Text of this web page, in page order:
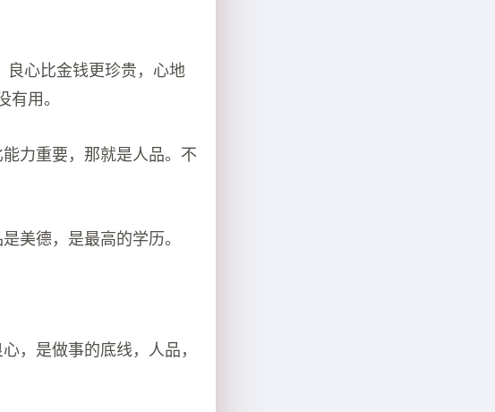
良心比金钱更珍贵，心地
用。
力重要，那就是人品。不
美德，是最高的学历。
，是做事的底线，人品，